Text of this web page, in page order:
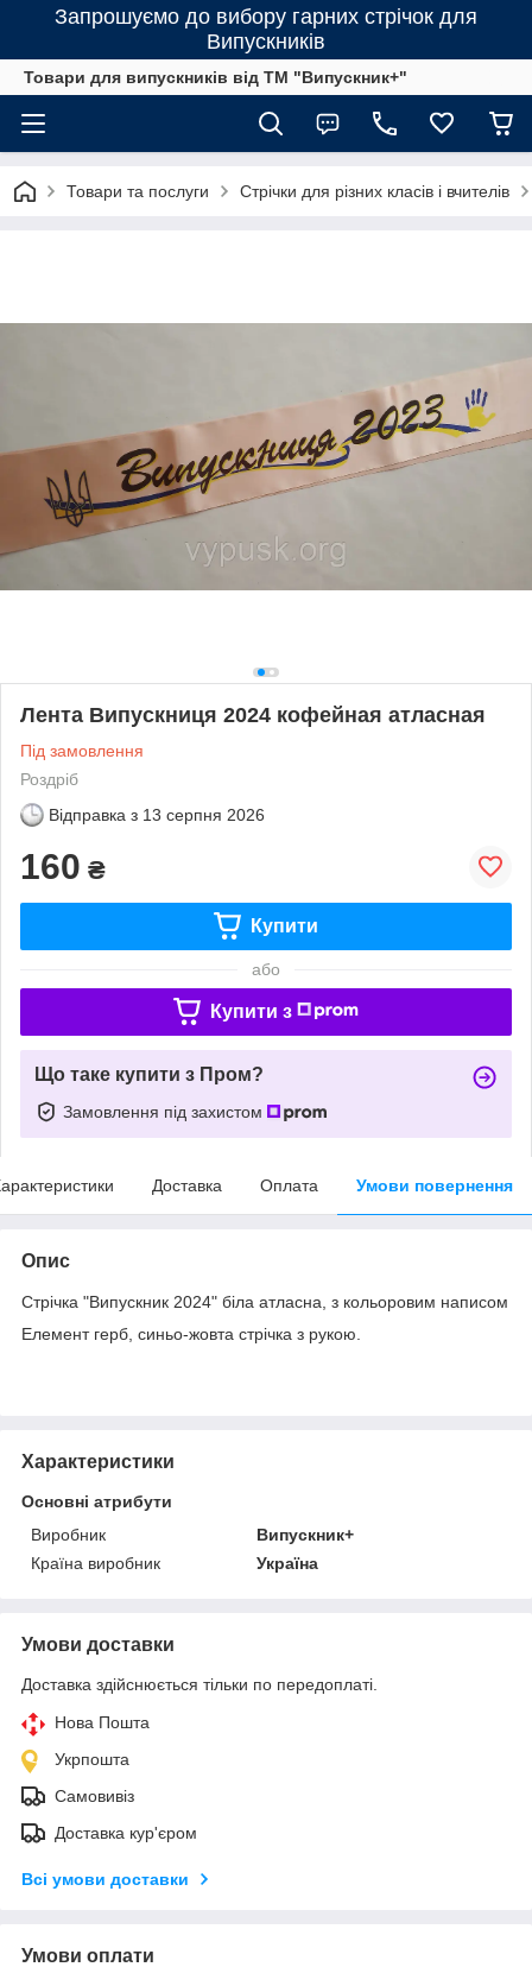
Запрошуємо до вибору гарних стрічок для
Випускників
Товари для випускників від ТМ "Випускник+"
Товари та послуги Стрічки для різних класів і вчителів
Лента Випускниця 2024 кофейная атласная
Під замовлення
Роздріб
Відправка з 13 серпня 2026
160 ₴
Купити
або
Купити з
Що таке купити з Пром?
Замовлення під захистом
Доставка Оплата Умови повернення
Опис
Стрічка "Випускник 2024" біла атласна, з кольоровим написом
Елемент герб, синьо-жовта стрічка з рукою.
Характеристики
Основні атрибути
Виробник
Випускник+
Країна виробник
Україна
Умови доставки
Доставка здійснюється тільки по передоплаті.
Нова Пошта
Укрпошта
Самовивіз
Доставка кур'єром
Всі умови доставки
Умови оплати